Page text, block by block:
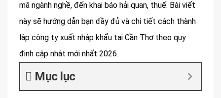
mã ngành nghề, đến khai báo hải quan, thuế. Bài viết
này sẽ hướng dẫn bạn đầy đủ và chi tiết cách thành
lập công ty xuất nhập khẩu tại Cần Thơ theo quy
định cập nhật mới nhất 2026.
Mục lục